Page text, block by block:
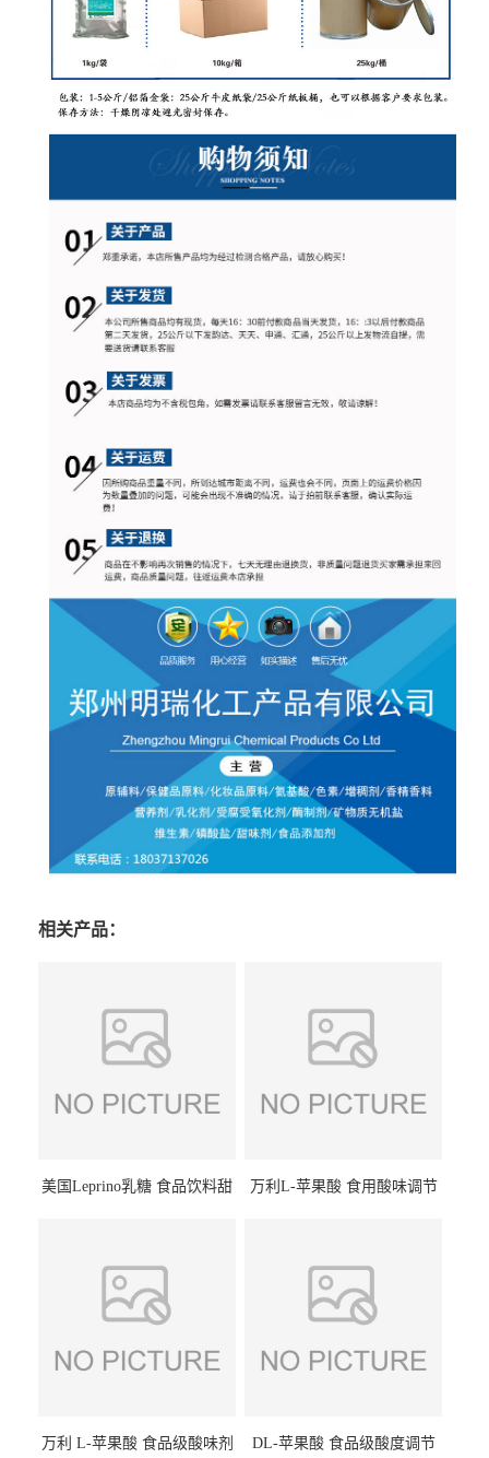
相关产品：
美国Leprino乳糖 食品饮料甜
万利L-苹果酸 食用酸味调节
万利 L-苹果酸 食品级酸味剂
DL-苹果酸 食品级酸度调节